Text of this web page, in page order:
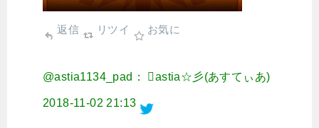
返信 リツイ お気に
@astia1134_pad： astia☆彡(あすてぃあ)
2018-11-02 21:13